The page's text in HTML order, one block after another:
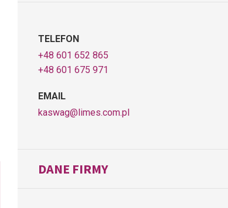
TELEFON
+48 601 652 865
+48 601 675 971
EMAIL
kaswag@limes.com.pl
DANE FIRMY